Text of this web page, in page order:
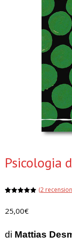
Psicologia
su base
(2
25,00€
di Mattias